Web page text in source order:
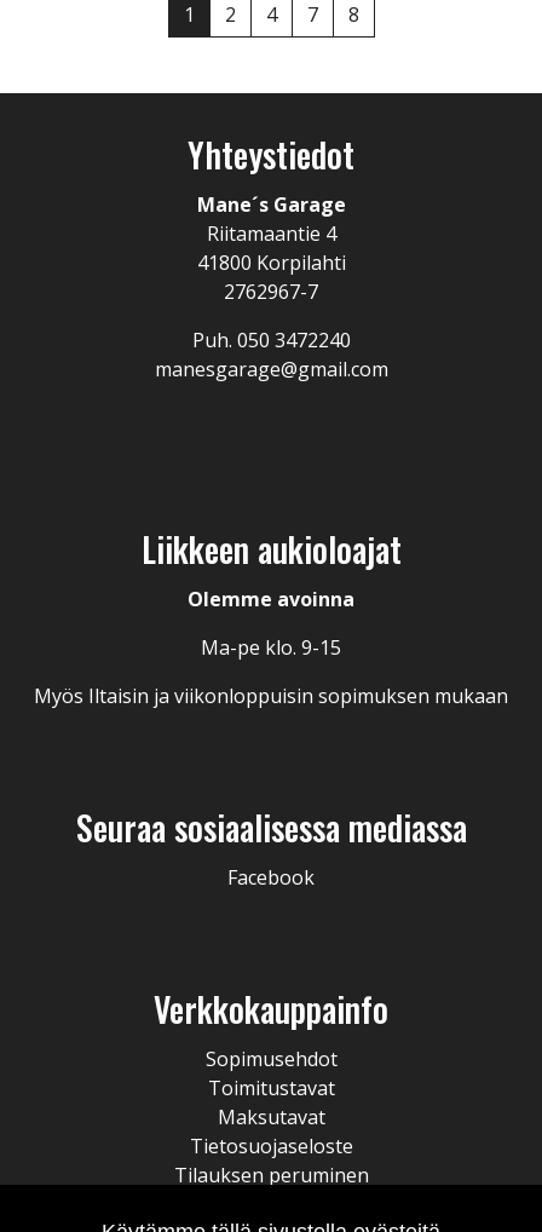
1 2 4 7 8
Yhteystiedot
Mane´s Garage
Riitamaantie 4
41800 Korpilahti
2762967-7
Puh. 050 3472240
manesgarage@gmail.com
Liikkeen aukioloajat
Olemme avoinna
Ma-pe klo. 9-15
Myös Iltaisin ja viikonloppuisin sopimuksen mukaan
Seuraa sosiaalisessa mediassa
Facebook
Verkkokauppainfo
Sopimusehdot
Toimitustavat
Maksutavat
Tietosuojaseloste
Tilauksen peruminen